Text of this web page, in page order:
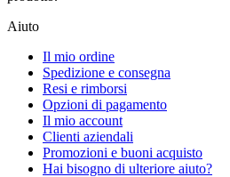
Aiuto
Il mio ordine
Spedizione e consegna
Resi e rimborsi
Opzioni di pagamento
Il mio account
Clienti aziendali
Promozioni e buoni acquisto
Hai bisogno di ulteriore aiuto?